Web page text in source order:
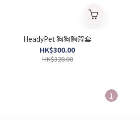
HeadyPet 狗狗胸背套
HK$300.00
HK$328.00
1